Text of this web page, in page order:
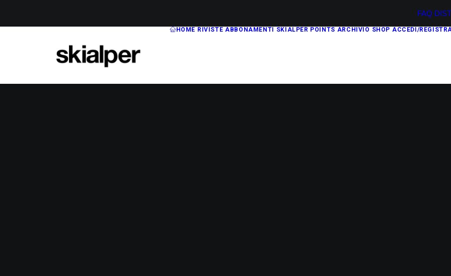
FAQ
HOME RIVISTE ABBONAMENTI SKIALPER POINTS ARCHIVIO SHOP ACCEDI/